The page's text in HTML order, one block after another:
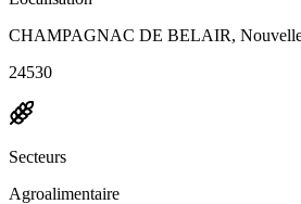
CHAMPAGNAC DE BELAIR,
24530
Secteurs
Agroalimentaire